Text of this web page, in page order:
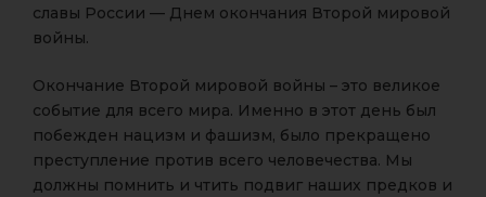
славы России — Днем окончания Второй мировой
войны.
Окончание Второй мировой войны – это великое
событие для всего мира. Именно в этот день был
побежден нацизм и фашизм, было прекращено
преступление против всего человечества. Мы
должны помнить и чтить подвиг наших предков и